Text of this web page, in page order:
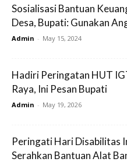
Sosialisasi Bantuan
Desa, Bupati: Gunakan
Admin - May 15, 2024
Hadiri Peringatan HUT
Raya, Ini Pesan Bupati
Admin - May 19, 2026
Peringati Hari Disabilitas
Serahkan Bantuan Alat